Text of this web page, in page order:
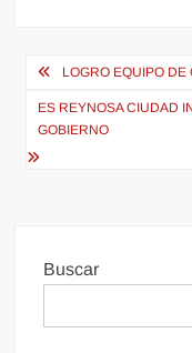
Navegación
de
entradas
LOGRO EQUIPO DE
ES REYNOSA CIUDAD
GOBIERNO
Buscar